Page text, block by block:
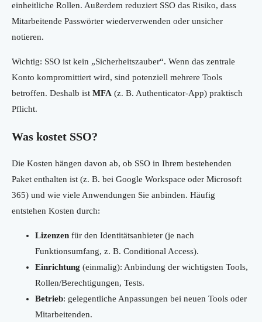
einheitliche Rollen. Außerdem reduziert SSO das Risiko, dass
Mitarbeitende Passwörter wiederverwenden oder unsicher
notieren.
Wichtig: SSO ist kein „Sicherheitszauber“. Wenn das zentrale
Konto kompromittiert wird, sind potenziell mehrere Tools
betroffen. Deshalb ist MFA (z. B. Authenticator-App) praktisch
Pflicht.
Was kostet SSO?
Die Kosten hängen davon ab, ob SSO in Ihrem bestehenden
Paket enthalten ist (z. B. bei Google Workspace oder Microsoft
365) und wie viele Anwendungen Sie anbinden. Häufig
entstehen Kosten durch:
Lizenzen für den Identitätsanbieter (je nach
Funktionsumfang, z. B. Conditional Access).
Einrichtung (einmalig): Anbindung der wichtigsten Tools,
Rollen/Berechtigungen, Tests.
Betrieb: gelegentliche Anpassungen bei neuen Tools oder
Mitarbeitenden.